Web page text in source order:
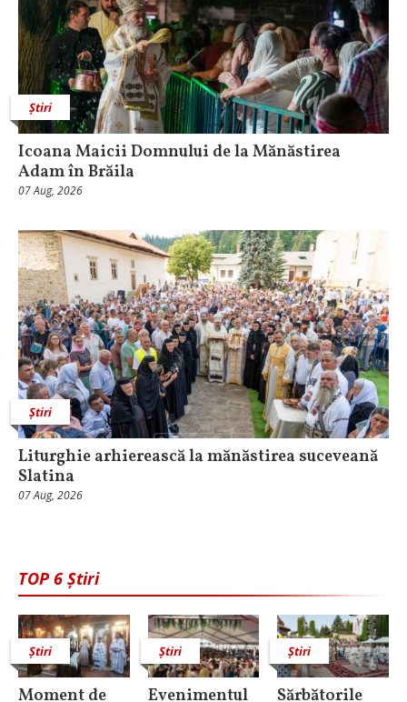
Știri
Icoana Maicii Domnului de la Mănăstirea
Adam în Brăila
07 Aug, 2026
Știri
Liturghie arhierească la mănăstirea suceveană
Slatina
07 Aug, 2026
TOP 6 Știri
Știri
Moment de
Știri
Evenimentul
Știri
Sărbătorile